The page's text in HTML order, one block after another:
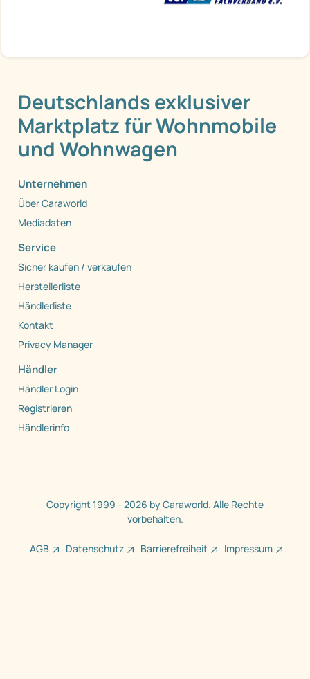
Deutschlands exklusiver
Marktplatz für Wohnmobile
und Wohnwagen
Unternehmen
Über Caraworld
Mediadaten
Service
Sicher kaufen / verkaufen
Herstellerliste
Händlerliste
Kontakt
Privacy Manager
Händler
Händler Login
Registrieren
Händlerinfo
Copyright 1999 - 2026 by Caraworld. Alle Rechte
vorbehalten.
AGB Datenschutz Barrierefreiheit Impressum